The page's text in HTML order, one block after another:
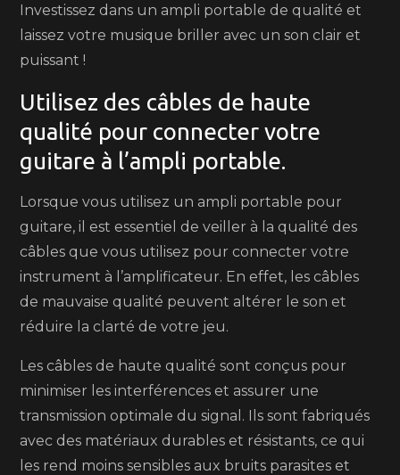
Investissez dans un ampli portable de qualité et
laissez votre musique briller avec un son clair et
puissant !
Utilisez des câbles de haute
qualité pour connecter votre
guitare à l’ampli portable.
Lorsque vous utilisez un ampli portable pour
guitare, il est essentiel de veiller à la qualité des
câbles que vous utilisez pour connecter votre
instrument à l’amplificateur. En effet, les câbles
de mauvaise qualité peuvent altérer le son et
réduire la clarté de votre jeu.
Les câbles de haute qualité sont conçus pour
minimiser les interférences et assurer une
transmission optimale du signal. Ils sont fabriqués
avec des matériaux durables et résistants, ce qui
les rend moins sensibles aux bruits parasites et